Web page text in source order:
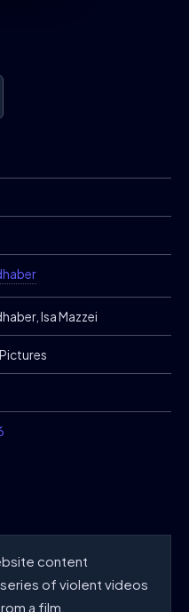
Isa Mazzei
content
of violent videos
a film.